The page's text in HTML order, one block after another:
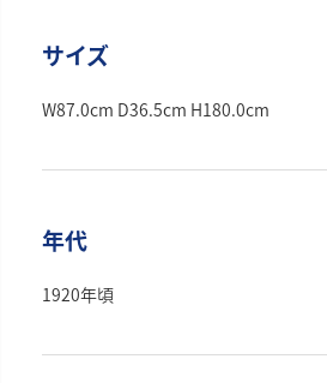
サイズ
W87.0cm D36.5cm H180.0cm
年代
1920年頃